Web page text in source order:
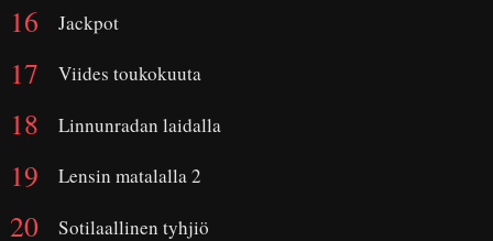
Jackpot
Viides toukokuuta
Linnunradan laidalla
Lensin matalalla 2
Sotilaallinen tyhjiö